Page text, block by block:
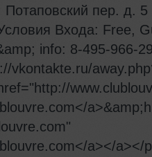
пер. д. 5
Входа: Free,
info: 8-495-966-
vkontakte.ru/
a></a></